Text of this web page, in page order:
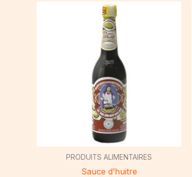
PRODUITS ALIMENTAIRES
Sauce d’huitre